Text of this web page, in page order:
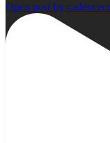
Open post by